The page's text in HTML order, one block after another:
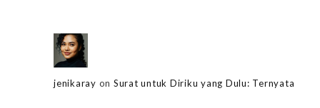
jenikaray on Surat untuk Diriku yang Dulu: Ternyata